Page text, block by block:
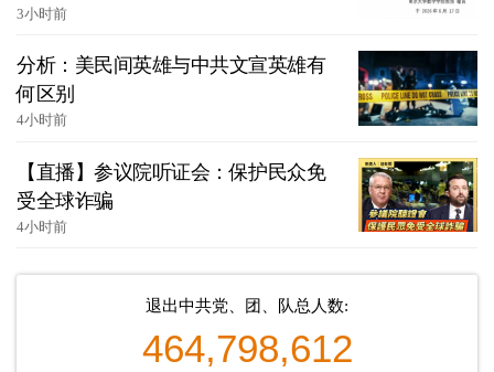
3小时前
分析：美民间英雄与中共文宣英雄有
何区别
4小时前
【直播】参议院听证会：保护民众免
受全球诈骗
4小时前
退出中共党、团、队总人数:
464,798,612